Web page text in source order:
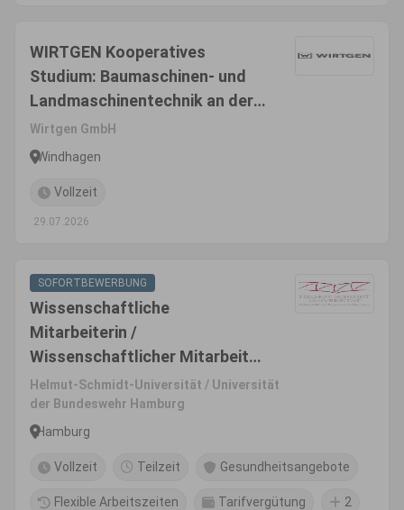
WIRTGEN Kooperatives
Studium: Baumaschinen- und
Landmaschinentechnik an der
TH Köln - Bachelor of
Engineering
Wirtgen GmbH
Windhagen
Vollzeit
29.07.2026
SOFORTBEWERBUNG
Wissenschaftliche
Mitarbeiterin /
Wissenschaftlicher Mitarbeiter
(m/w/d) Fakultät für
Maschinenbau und
Bauingenieurwesen, Professur
Helmut-Schmidt-Universität / Universität
der Bundeswehr Hamburg
Hamburg
Vollzeit Teilzeit Gesundheitsangebote
Flexible Arbeitszeiten Tarifvergütung 2